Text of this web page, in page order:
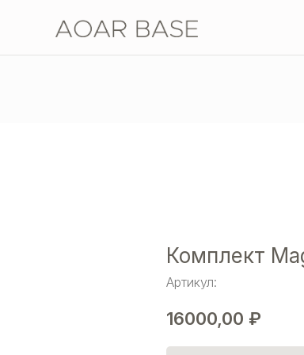
Комплект
Артикул:
16000,00 ₽